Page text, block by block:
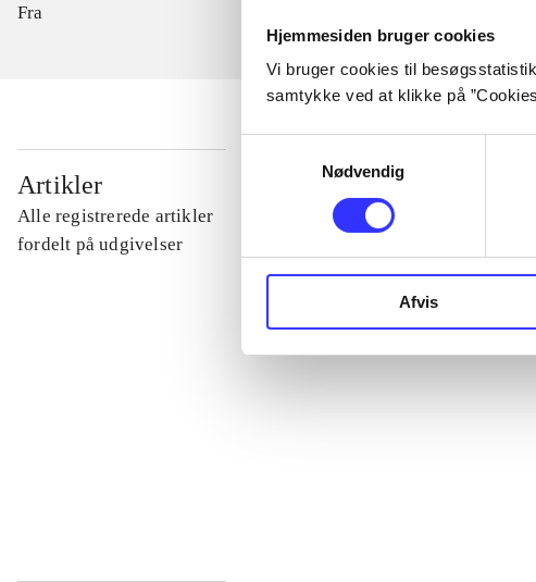
Hjemmesiden bruger cookies
Vi bruger cookies til
samtykke ved at klikke på
Nødvendig
Afvis
Fra
Artikler
Alle registrerede artikler
fordelt på udgivelser
...